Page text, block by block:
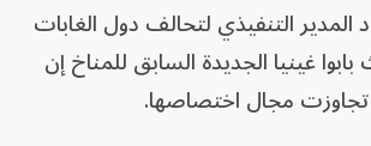
المدير التنفيذي لتحالف دول الغابات
غينيا الجديدة السابق للمناخ إن
تجاوزت مجال اختصاصها.